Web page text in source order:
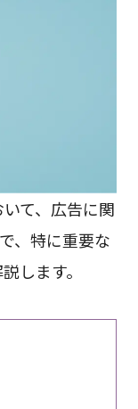
て、広告に関
、特に重要な
します。